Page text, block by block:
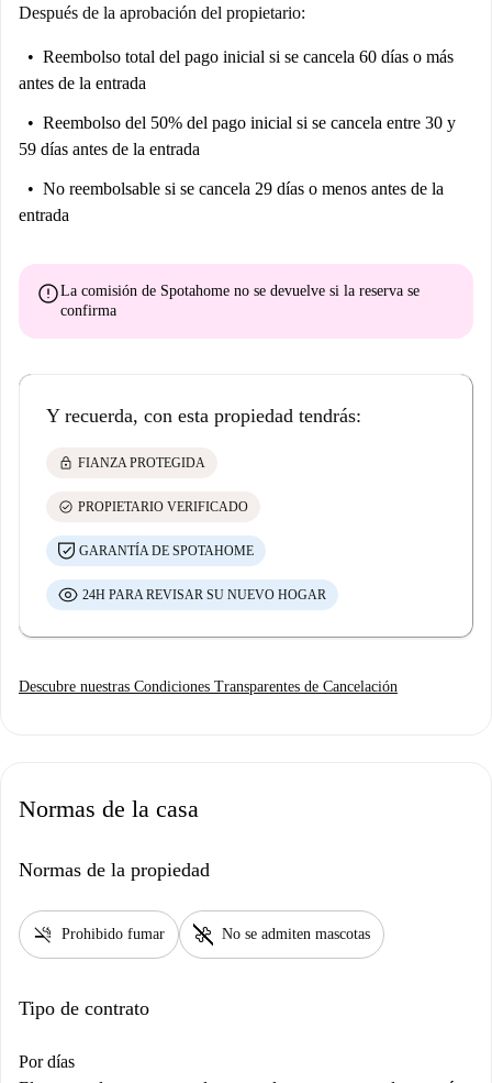
Después de la aprobación del propietario:
Reembolso total del pago inicial si se cancela 60 días o más
antes de la entrada
Reembolso del 50% del pago inicial si se cancela entre 30 y
59 días antes de la entrada
No reembolsable si se cancela 29 días o menos antes de la
entrada
errorLa comisión de Spotahome no se devuelve si la reserva se
confirma
Y recuerda, con esta propiedad tendrás:
lock FIANZA PROTEGIDA
check_circle PROPIETARIO VERIFICADO
GARANTÍA DE SPOTAHOME
24H PARA REVISAR SU NUEVO HOGAR
Descubre nuestras Condiciones Transparentes de Cancelación
Normas de la casa
Normas de la propiedad
smoke_free Prohibido fumar pet_supplies No se admiten mascotas
Tipo de contrato
Por días